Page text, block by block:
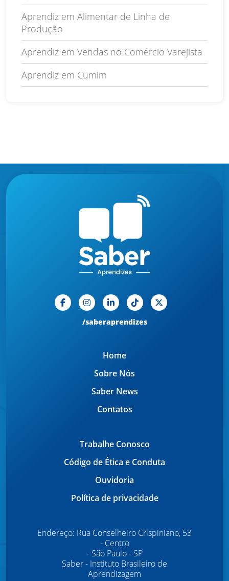
Aprendiz em Alimentar de Linha de
Produção
Aprendiz em Vendas no Comércio Varejista
Aprendiz em Cumim
/saberaprendizes
Home
Sobre Nós
Saber News
Contatos
Trabalhe Conosco
Código de Ética e Conduta
Ouvidoria
Política de privacidade
Endereço: Rua Conselheiro Crispiniano, 53
- Centro
- São Paulo - SP
Saber - Instituto Brasileiro de
Aprendizagem